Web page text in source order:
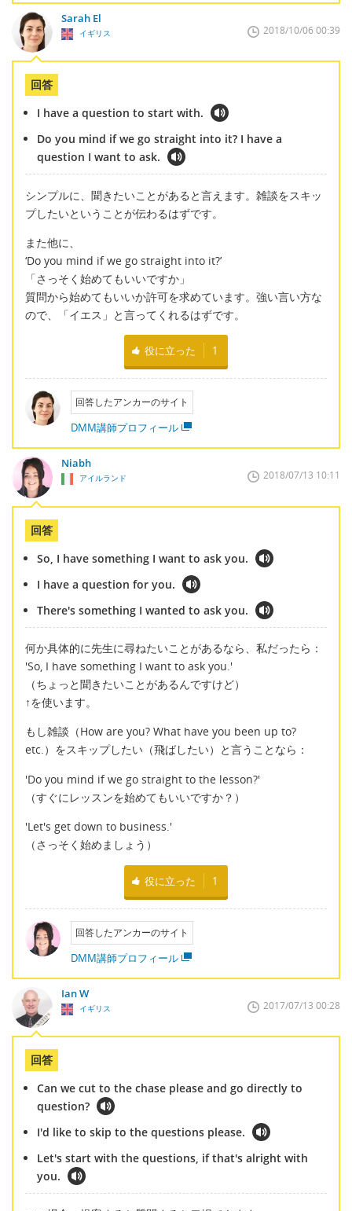
Sarah El
イギリス 2018/10/06 00:39
回答
I have a question to start with.
Do you mind if we go straight into it? I have a
question I want to ask.
シンプルに、聞きたいことがあると言えます。雑談をスキッ
プしたいということが伝わるはずです。
また他に、
‘Do you mind if we go straight into it?’
「さっそく始めてもいいですか」
質問から始めてもいいか許可を求めています。強い言い方な
ので、「イエス」と言ってくれるはずです。
役に立った 1
回答したアンカーのサイト
DMM講師プロフィール
Niabh
アイルランド 2018/07/13 10:11
回答
So, I have something I want to ask you.
I have a question for you.
There's something I wanted to ask you.
何か具体的に先生に尋ねたいことがあるなら、私だったら：
'So, I have something I want to ask you.'
（ちょっと聞きたいことがあるんですけど）
↑を使います。
もし雑談（How are you? What have you been up to?
etc.）をスキップしたい（飛ばしたい）と言うことなら：
'Do you mind if we go straight to the lesson?'
（すぐにレッスンを始めてもいいですか？）
'Let's get down to business.'
（さっそく始めましょう）
役に立った 1
回答したアンカーのサイト
DMM講師プロフィール
Ian W
イギリス 2017/07/13 00:28
回答
Can we cut to the chase please and go directly to
question?
I'd like to skip to the questions please.
Let's start with the questions, if that's alright with
you.